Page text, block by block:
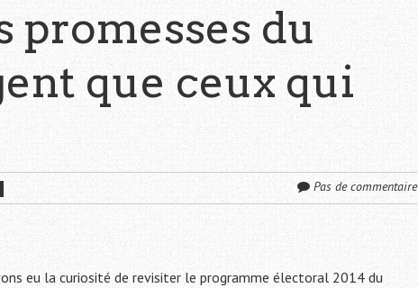
promesses du
que ceux qui
Pas de commentaire
eu la curiosité de revisiter le programme électoral 2014 du